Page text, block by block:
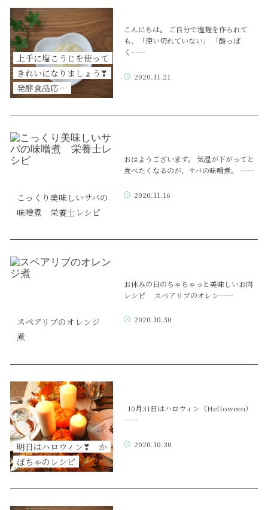
上手に塩こうじを使って
きれいになりましょう❣
発酵食品応…
こんにちは。 ご自分で塩麹を作られて
も、「使い切れていない」 「酸っぱ
く……
2020.11.21
こっくり美味しいサバの
味噌煮 栄養士レシピ
おはようございます。 気温が下がってと
食べたくなるのが、サバの味噌煮。 ……
2020.11.16
スペアリブのオレンジ
煮
お休みの日のちゃちゃっと美味しいお肉
レシピ スペアリブのオレン……
2020.10.30
明日はハロウィン❣ か
ぼちゃのレシピ
10月31日はハロウィン（HeIIoween）
……
2020.10.30